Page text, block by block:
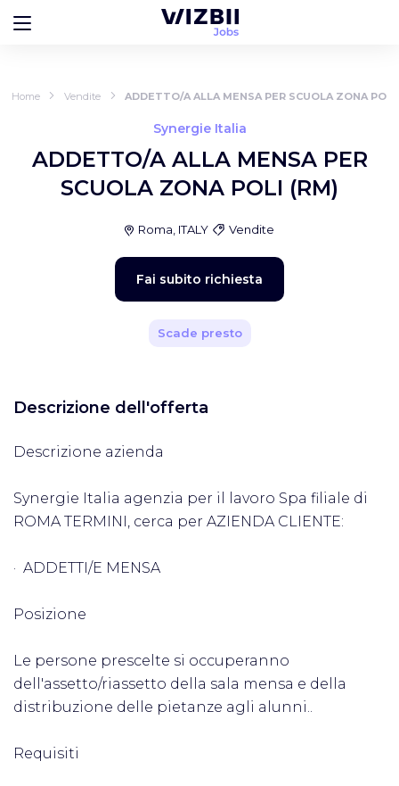
Home Vendite ADDETTO/A ALLA MENSA PER SCUOLA ZONA POLI
Synergie Italia
ADDETTO/A ALLA MENSA PER
SCUOLA ZONA POLI (RM)
Roma, ITALY Vendite
Fai subito richiesta
Scade presto
Descrizione dell'offerta
Descrizione azienda
Synergie Italia agenzia per il lavoro Spa filiale di
ROMA TERMINI, cerca per AZIENDA CLIENTE:
· ADDETTI/E MENSA
Posizione
Le persone prescelte si occuperanno
dell'assetto/riassetto della sala mensa e della
distribuzione delle pietanze agli alunni..
Requisiti